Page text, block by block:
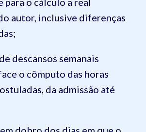
autor, inclusive diferenças
descansos semanais
o cômputo das horas
da admissão até